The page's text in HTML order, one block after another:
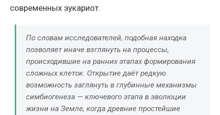
современных эукариот.
По словам исследователей, подобная находка
позволяет иначе взглянуть на процессы,
происходившие на ранних этапах формирования
сложных клеток. Открытие даёт редкую
возможность заглянуть в глубинные механизмы
симбиогенеза — ключевого этапа в эволюции
жизни на Земле, когда древние простейшие